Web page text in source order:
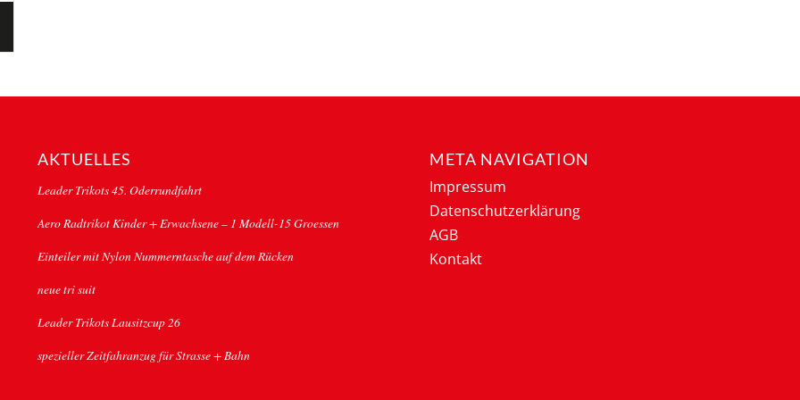
AKTUELLES
Leader Trikots 45. Oderrundfahrt
Aero Radtrikot Kinder + Erwachsene – 1 Modell-15 Groessen
Einteiler mit Nylon Nummerntasche auf dem Rücken
neue tri suit
Leader Trikots Lausitzcup 26
spezieller Zeitfahranzug für Strasse + Bahn
META NAVIGATION
Impressum
Datenschutzerklärung
AGB
Kontakt